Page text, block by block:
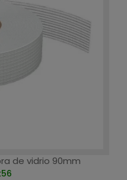
de vidrio 90mm
56